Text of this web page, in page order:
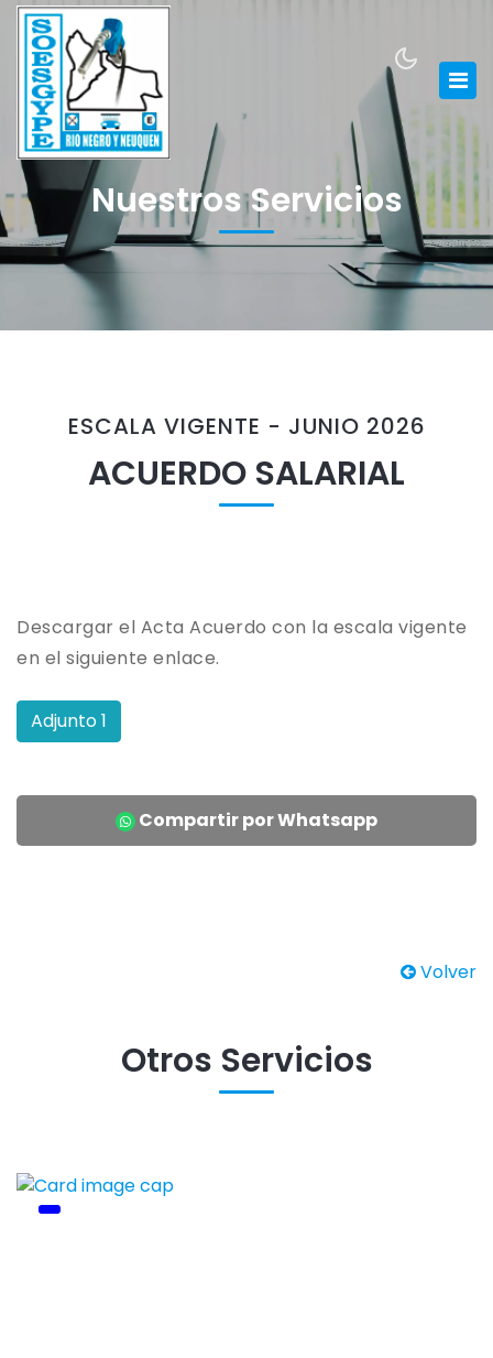
Nuestros Servicios
ESCALA VIGENTE - JUNIO 2026
ACUERDO SALARIAL
Descargar el Acta Acuerdo con la escala vigente
en el siguiente enlace.
Adjunto 1
Compartir por Whatsapp
Volver
Otros Servicios